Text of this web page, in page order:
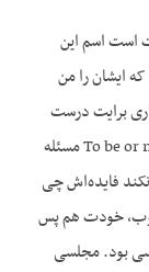
است اسم این
ایشان را من
برایت درست
می‌شود. هیچ فراموش نمی‌کنم که گفتم که To be or not to be مسئله
فایده‌اش چی
خودت هم پس
بود. مجلسی